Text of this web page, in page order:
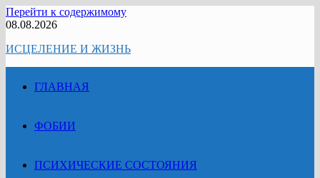
Перейти к содержимому
08.08.2026
ИСЦЕЛЕНИЕ И ЖИЗНЬ
ГЛАВНАЯ
ФОБИИ
ПСИХИЧЕСКИЕ СОСТОЯНИЯ